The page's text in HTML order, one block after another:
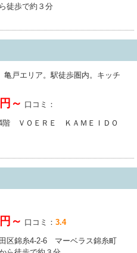
徒歩で約３分
亀戸エリア。駅徒歩圏内。キッチ
～ 口コミ：
階 ＶＯＥＲＥ ＫＡＭＥＩＤＯ
～ 口コミ： 3.4
区錦糸4-2-6 マーベラス錦糸町